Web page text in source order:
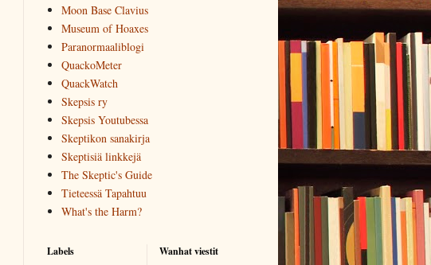
Moon Base Clavius
Museum of Hoaxes
Paranormaaliblogi
QuackoMeter
QuackWatch
Skepsis ry
Skepsis Youtubessa
Skeptikon sanakirja
Skeptisiä linkkejä
The Skeptic's Guide
Tieteessä Tapahtuu
What's the Harm?
Labels Wanhat viestit